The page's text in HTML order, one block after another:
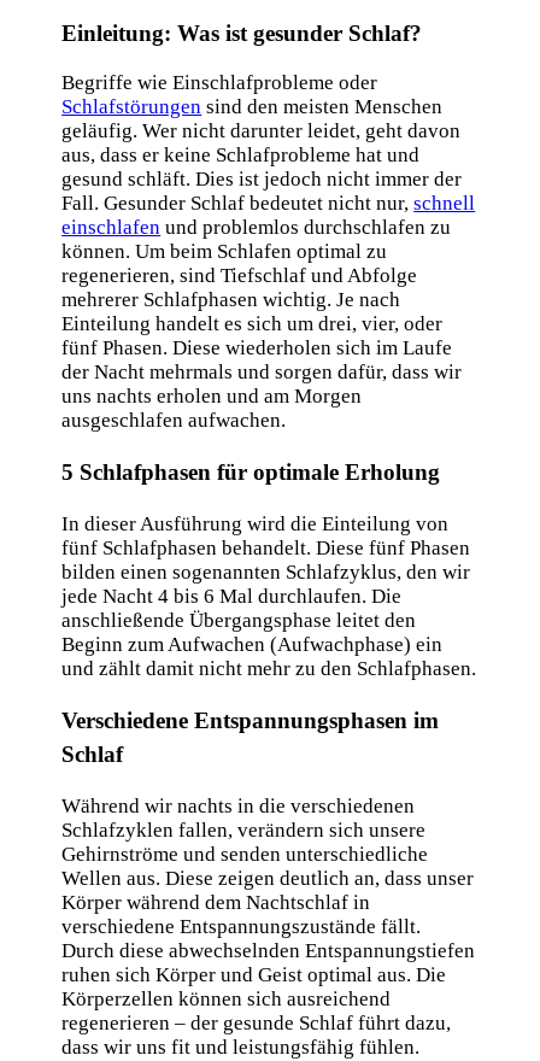
Einleitung: Was ist gesunder Schlaf?
Begriffe wie Einschlafprobleme oder
Schlafstörungen sind den meisten Menschen
geläufig. Wer nicht darunter leidet, geht davon
aus, dass er keine Schlafprobleme hat und
gesund schläft. Dies ist jedoch nicht immer der
Fall. Gesunder Schlaf bedeutet nicht nur,schnell
einschlafen und problemlos durchschlafen zu
können. Um beim Schlafen optimal zu
regenerieren, sind Tiefschlaf und Abfolge
mehrerer Schlafphasen wichtig. Je nach
Einteilung handelt es sich um drei, vier, oder
fünf Phasen. Diese wiederholen sich im Laufe
der Nacht mehrmals und sorgen dafür, dass wir
uns nachts erholen und am Morgen
ausgeschlafen aufwachen.
5 Schlafphasen für optimale Erholung
In dieser Ausführung wird die Einteilung von
fünf Schlafphasen behandelt. Diese fünf Phasen
bilden einen sogenannten Schlafzyklus, den wir
jede Nacht 4 bis 6 Mal durchlaufen. Die
anschließende Übergangsphase leitet den
Beginn zum Aufwachen (Aufwachphase) ein
und zählt damit nicht mehr zu den Schlafphasen.
Verschiedene Entspannungsphasen im
Schlaf
Während wir nachts in die verschiedenen
Schlafzyklen fallen, verändern sich unsere
Gehirnströme und senden unterschiedliche
Wellen aus. Diese zeigen deutlich an, dass unser
Körper während dem Nachtschlaf in
verschiedene Entspannungszustände fällt.
Durch diese abwechselnden Entspannungstiefen
ruhen sich Körper und Geist optimal aus. Die
Körperzellen können sich ausreichend
regenerieren – der gesunde Schlaf führt dazu,
dass wir uns fit und leistungsfähig fühlen.